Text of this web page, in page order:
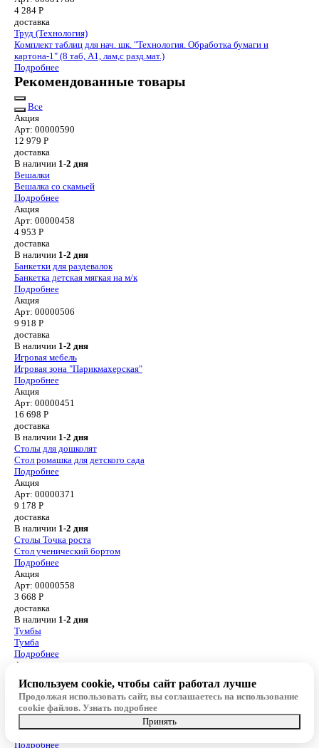
4 284Р
доставка
Труд (Технология)
Комплект таблиц для нач. шк. "Технология. Обработка бумаги и
картона-1" (8 таб, А1, лам,с разд.мат.)
Подробнее
Рекомендованные товары
Все
Акция
Арт: 00000590
12 979 Р
доставка
В наличии 1-2 дня
Вешалки
Вешалка со скамьей
Подробнее
Акция
Арт: 00000458
4 953 Р
доставка
В наличии 1-2 дня
Банкетки для раздевалок
Банкетка детская мягкая на м/к
Подробнее
Акция
Арт: 00000506
9 918 Р
доставка
В наличии 1-2 дня
Игровая мебель
Игровая зона "Парикмахерская"
Подробнее
Акция
Арт: 00000451
16 698 Р
доставка
В наличии 1-2 дня
Столы для дошколят
Стол ромашка для детского сада
Подробнее
Акция
Арт: 00000371
9 178 Р
доставка
В наличии 1-2 дня
Столы Точка роста
Стол ученический бортом
Подробнее
Акция
Арт: 00000558
3 668 Р
доставка
В наличии 1-2 дня
Тумбы
Тумба
Подробнее
Акция
5 155Р
доставка
В наличии1-2 дня
Компьютерные столы для офиса
Подробнее
Используем cookie, чтобы сайт работал лучше
Продолжая использовать сайт, вы соглашаетесь на использование
cookie файлов.Узнать подробнее
Принять